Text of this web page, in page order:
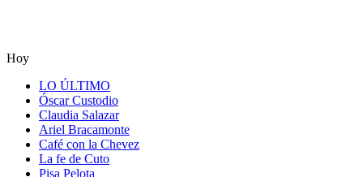
Hoy
LO ÚLTIMO
Óscar Custodio
Claudia Salazar
Ariel Bracamonte
Café con la Chevez
La fe de Cuto
Pisa Pelota